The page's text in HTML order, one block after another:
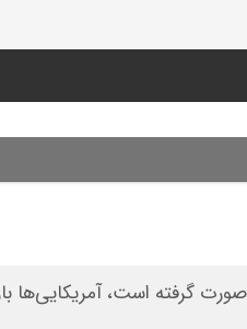
14 بندی ایران که سه روز پیش صورت گرفته است،